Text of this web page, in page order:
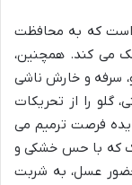
است که به محافظت
می کند. همچنین،
سرفه و خارش ناشی
را از تحریکات
فرصت ترمیم می
که با حس خشکی و
عسل، به شربت